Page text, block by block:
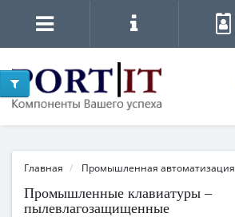
Главная Промышленная автоматизация
Промышленные клавиатуры –
пылевлагозащищенные